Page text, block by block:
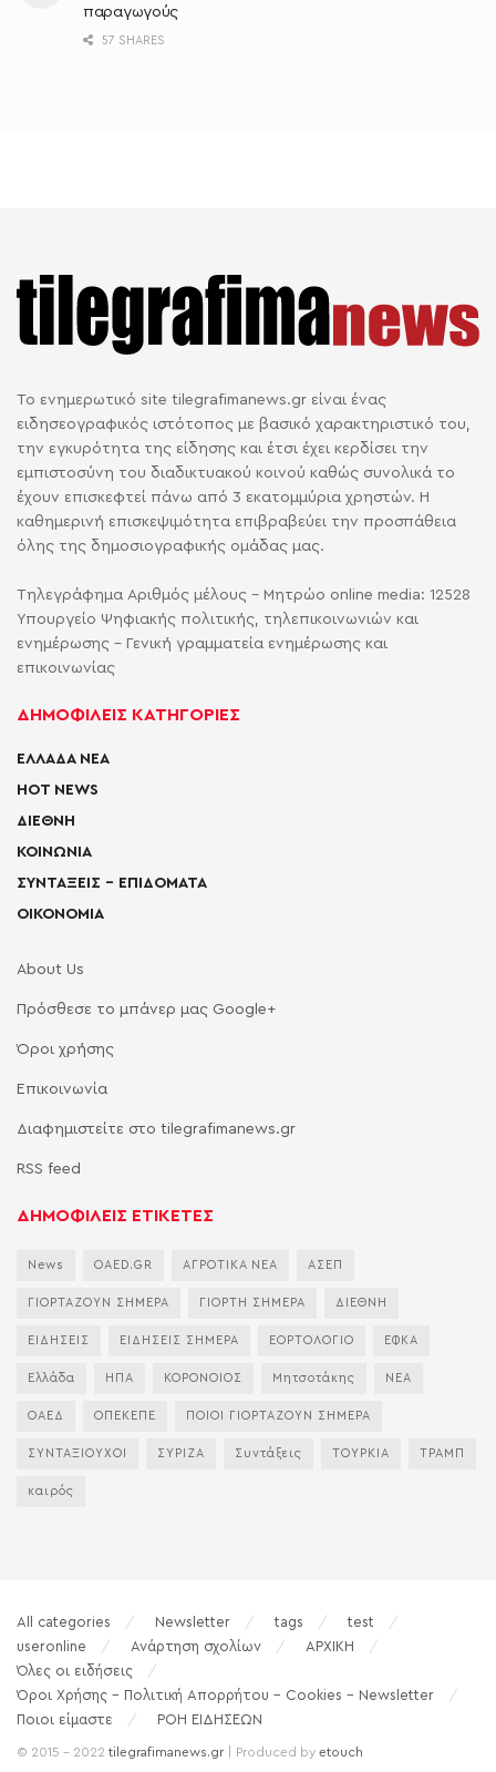
παραγωγούς
57 SHARES
Το ενημερωτικό site tilegrafimanews.gr είναι ένας
ειδησεογραφικός ιστότοπος με βασικό χαρακτηριστικό του,
την εγκυρότητα της είδησης και έτσι έχει κερδίσει την
εμπιστοσύνη του διαδικτυακού κοινού καθώς συνολικά το
έχουν επισκεφτεί πάνω από 3 εκατομμύρια χρηστών. Η
καθημερινή επισκεψιμότητα επιβραβεύει την προσπάθεια
όλης της δημοσιογραφικής ομάδας μας.
Τηλεγράφημα Αριθμός μέλους - Μητρώο online media: 12528
Υπουργείο Ψηφιακής πολιτικής, τηλεπικοινωνιών και
ενημέρωσης - Γενική γραμματεία ενημέρωσης και
επικοινωνίας
ΔΗΜΟΦΙΛΕΙΣ ΚΑΤΗΓΟΡΙΕΣ
ΕΛΛΑΔΑ ΝΕΑ
HOT NEWS
ΔΙΕΘΝΗ
ΚΟΙΝΩΝΙΑ
ΣΥΝΤΑΞΕΙΣ – ΕΠΙΔΟΜΑΤΑ
ΟΙΚΟΝΟΜΙΑ
About Us
Πρόσθεσε το μπάνερ μας Google+
Όροι χρήσης
Επικοινωνία
Διαφημιστείτε στο tilegrafimanews.gr
RSS feed
ΔΗΜΟΦΙΛΕΙΣ ΕΤΙΚΕΤΕΣ
News OAED.GR ΑΓΡΟΤΙΚΑ ΝΕΑ ΑΣΕΠ
ΓΙΟΡΤΑΖΟΥΝ ΣΗΜΕΡΑ ΓΙΟΡΤΗ ΣΗΜΕΡΑ ΔΙΕΘΝΗ
ΕΙΔΗΣΕΙΣ ΕΙΔΗΣΕΙΣ ΣΗΜΕΡΑ ΕΟΡΤΟΛΟΓΙΟ ΕΦΚΑ
Ελλάδα ΗΠΑ ΚΟΡΟΝΟΙΟΣ Μητσοτάκης ΝΕΑ
ΟΑΕΔ ΟΠΕΚΕΠΕ ΠΟΙΟΙ ΓΙΟΡΤΑΖΟΥΝ ΣΗΜΕΡΑ
ΣΥΝΤΑΞΙΟΥΧΟΙ ΣΥΡΙΖΑ Συντάξεις ΤΟΥΡΚΙΑ ΤΡΑΜΠ
καιρός
All categories Newsletter tags
test
useronline
Ανάρτηση σχολίων
ΑΡΧΙΚΗ
Όλες οι ειδήσεις
Όροι Χρήσης – Πολιτική Απορρήτου – Cookies – Newsletter
Ποιοι είμαστε
ΡΟΗ ΕΙΔΗΣΕΩΝ
© 2015 - 2022 tilegrafimanews.gr| Produced by etouch